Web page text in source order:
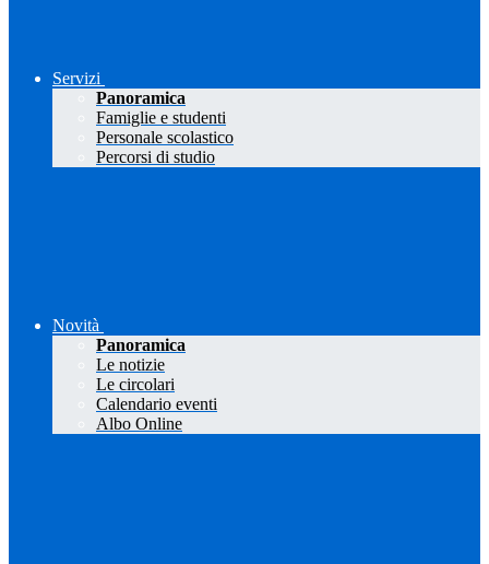
Servizi
Panoramica
Famiglie e studenti
Personale scolastico
Percorsi di studio
Novità
Panoramica
Le notizie
Le circolari
Calendario eventi
Albo Online